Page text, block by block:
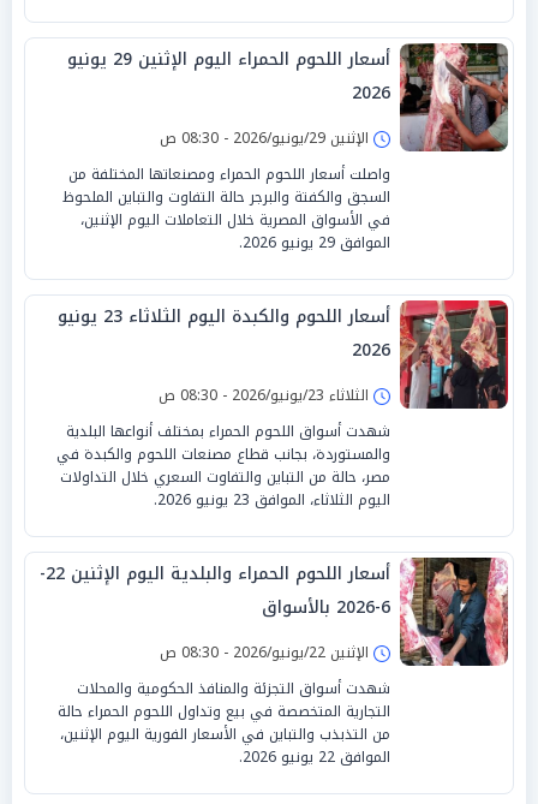
أسعار اللحوم الحمراء اليوم الإثنين 29 يونيو
2026
الإثنين 29/يونيو/2026 - 08:30 ص
واصلت أسعار اللحوم الحمراء ومصنعاتها المختلفة من
السجق والكفتة والبرجر حالة التفاوت والتباين الملحوظ
في الأسواق المصرية خلال التعاملات اليوم الإثنين،
الموافق 29 يونيو 2026.
أسعار اللحوم والكبدة اليوم الثلاثاء 23 يونيو
2026
الثلاثاء 23/يونيو/2026 - 08:30 ص
شهدت أسواق اللحوم الحمراء بمختلف أنواعها البلدية
والمستوردة، بجانب قطاع مصنعات اللحوم والكبدة في
مصر، حالة من التباين والتفاوت السعري خلال التداولات
اليوم الثلاثاء، الموافق 23 يونيو 2026.
أسعار اللحوم الحمراء والبلدية اليوم الإثنين 22-
6-2026 بالأسواق
الإثنين 22/يونيو/2026 - 08:30 ص
شهدت أسواق التجزئة والمنافذ الحكومية والمحلات
التجارية المتخصصة في بيع وتداول اللحوم الحمراء حالة
من التذبذب والتباين في الأسعار الفورية اليوم الإثنين،
الموافق 22 يونيو 2026.